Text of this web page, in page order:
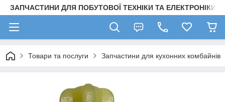
ЗАПЧАСТИНИ ДЛЯ ПОБУТОВОЇ ТЕХНІКИ ТА ЕЛЕКТРОНІКИ
Товари та послуги Запчастини для кухонних комбайнів